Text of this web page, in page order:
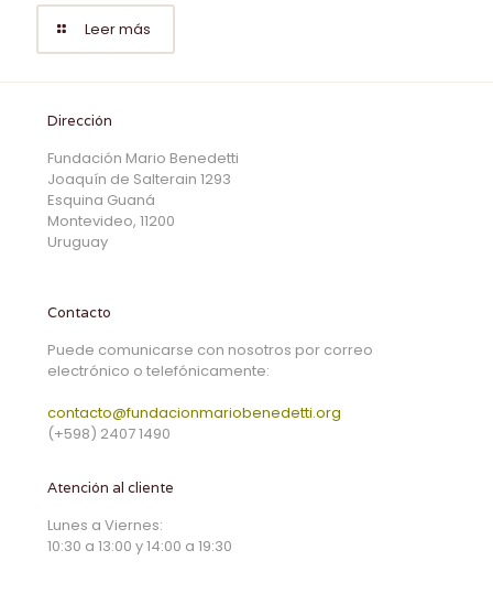
Leer más
Dirección
Fundación Mario Benedetti
Joaquín de Salterain 1293
Esquina Guaná
Montevideo, 11200
Uruguay
Contacto
Puede comunicarse con nosotros por correo
electrónico o telefónicamente:
contacto@fundacionmariobenedetti.org
(+598) 2407 1490
Atención al cliente
Lunes a Viernes:
10:30 a 13:00 y 14:00 a 19:30